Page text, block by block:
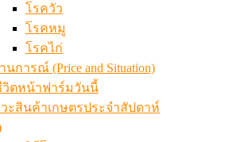
โรควัว
โรคหมู
โรคไก่
การณ์ (Price and Situation)
ตหน้าฟาร์มวันนี้
ะสินค้าเกษตรประจำสัปดาห์